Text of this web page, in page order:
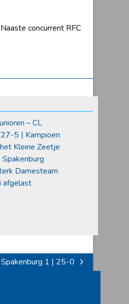
concurrent RFC
– CL
5 | Kampioen
Kleine Zeetje
Spakenburg
Damesteam
afgelast
1 | 25-0